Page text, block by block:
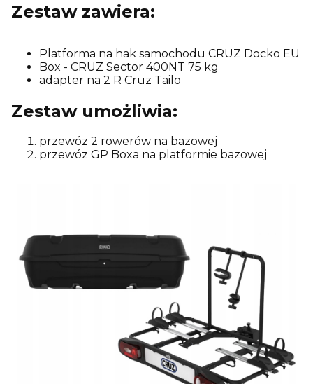
Zestaw zawiera:
Platforma na hak samochodu CRUZ Docko EU
Box - CRUZ Sector 400NT 75 kg
adapter na 2 R Cruz Tailo
Zestaw umożliwia:
przewóz 2 rowerów na bazowej
przewóz GP Boxa na platformie bazowej